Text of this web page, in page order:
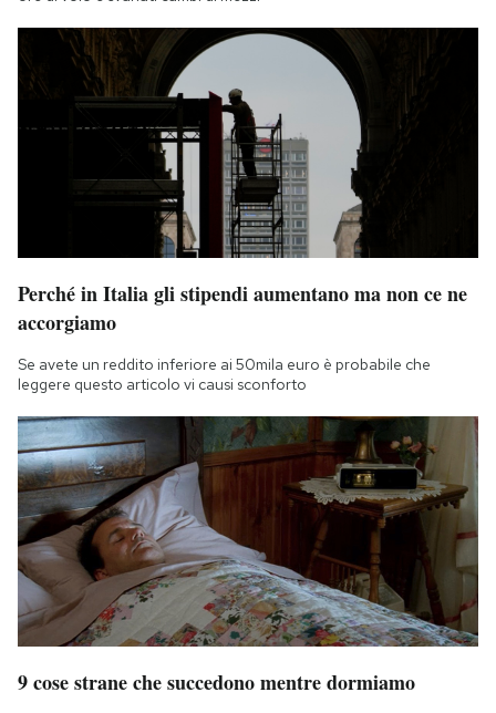
Perché in Italia gli stipendi aumentano ma non ce ne
accorgiamo
Se avete un reddito inferiore ai 50mila euro è probabile che
leggere questo articolo vi causi sconforto
9 cose strane che succedono mentre dormiamo